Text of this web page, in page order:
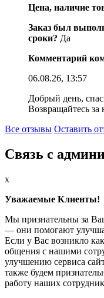
Цена, наличие
Заказ был
сроки? Да
Комментарий
06.08.26, 13:57
Добрый день,
Возвращайтесь
Все отзывы Оставить
Связь с
x
Уважаемые Клиенты!
Мы признательны за
— они помогают
Если у Вас возникло
общения с нашими
улучшению сервиса
также будем
работу наших